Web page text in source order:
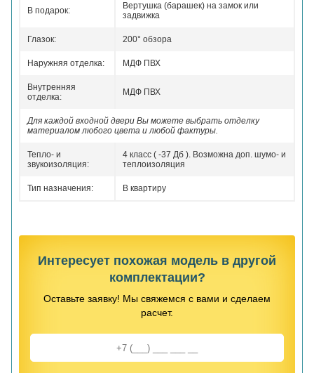
В подарок:
Вертушка (барашек) на замок или
задвижка
Глазок: 200° обзора
Наружняя отделка: МДФ ПВХ
Внутренняя
отделка:
МДФ ПВХ
Для каждой входной двери Вы можете выбрать отделку
материалом любого цвета и любой фактуры.
Тепло- и
звукоизоляция:
4 класс ( -37 Дб ). Возможна доп. шумо- и
теплоизоляция
Тип назначения: В квартиру
Интересует похожая модель в другой
комплектации?
Оставьте заявку! Мы свяжемся с вами и сделаем
расчет.